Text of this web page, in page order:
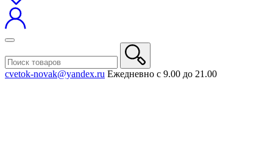
cvetok-novak@yandex.ru Ежедневно с 9.00 до 21.00